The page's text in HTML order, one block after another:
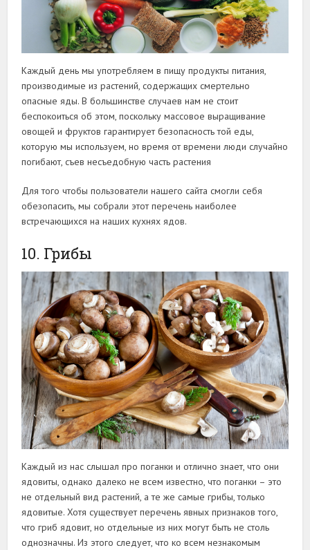
Каждый день мы употребляем в пищу продукты питания,
производимые из растений, содержащих смертельно
опасные яды. В большинстве случаев нам не стоит
беспокоиться об этом, поскольку массовое выращивание
овощей и фруктов гарантирует безопасность той еды,
которую мы используем, но время от времени люди случайно
погибают, съев несъедобную часть растения
Для того чтобы пользователи нашего сайта смогли себя
обезопасить, мы собрали этот перечень наиболее
встречающихся на наших кухнях ядов.
10. Грибы
Каждый из нас слышал про поганки и отлично знает, что они
ядовиты, однако далеко не всем известно, что поганки – это
не отдельный вид растений, а те же самые грибы, только
ядовитые. Хотя существует перечень явных признаков того,
что гриб ядовит, но отдельные из них могут быть не столь
однозначны. Из этого следует, что ко всем незнакомым